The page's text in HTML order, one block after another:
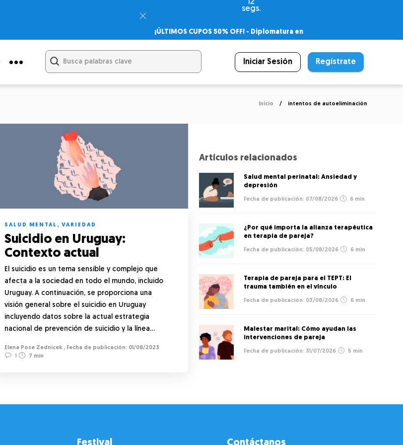
12
segs.
¡ÚLTIMOS CUPOS 50% OFF! - Diplomatura en
– Certificado Universitario
Iniciar Sesión Regístrate
Inicio intentos de autoeliminación
SALUD MENTAL , VARIEDAD
Suicidio en Uruguay:
Contexto actual
El suicidio es un tema sensible y complejo que
afecta a la sociedad en todo el mundo, incluido
Uruguay. A continuación, se proporciona una
visión general sobre el suicidio en Uruguay
incluyendo datos sobre la actual estrategia
nacional de prevención de suicidio y la línea…
Elena Pose Zednicek ,
01/08/2023
1
7 min
Artículos relacionados
Salud mental perinatal: Ansiedad y
depresión
07/08/2026 6 min
¿Por qué importa la alianza terapéutica
en terapia de pareja?
05/08/2026 6 min
Terapia de pareja para el TEPT: El
trauma también en el vínculo
03/08/2026 6 min
Malestar marital: Cómo ayudan las
intervenciones de pareja
31/07/2026 5 min